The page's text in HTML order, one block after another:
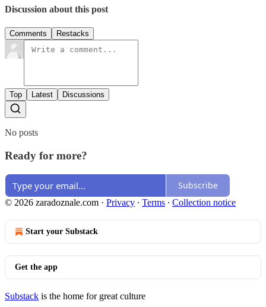
Discussion about this post
Comments Restacks
Top Latest Discussions
No posts
Ready for more?
Subscribe
© 2026 zaradoznale.com · Privacy ∙ Terms ∙ Collection notice
Start your Substack
Get the app
Substack is the home for great culture